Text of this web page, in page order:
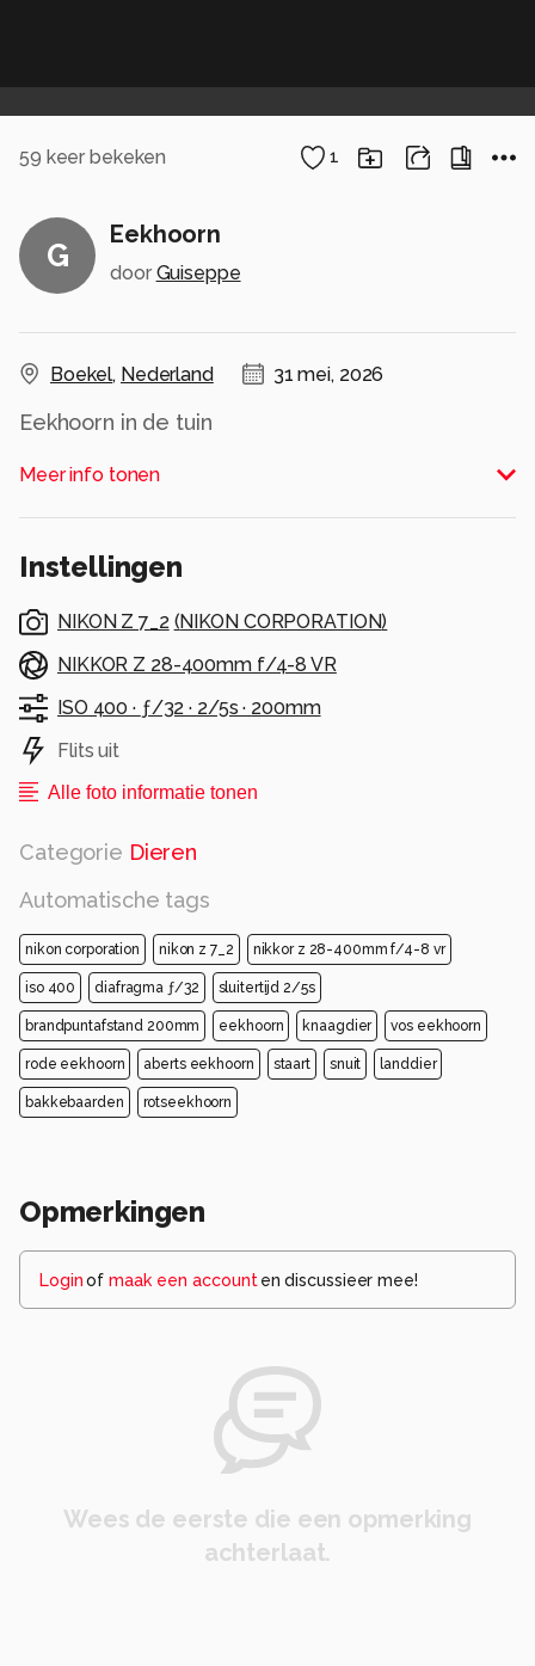
59 keer bekeken 1
G
Eekhoorn
door Guiseppe
Boekel, Nederland 31 mei, 2026
Eekhoorn in de tuin
Alle rechten voorbehouden
Meer info tonen
Instellingen
NIKON Z 7_2 (NIKON CORPORATION)
NIKKOR Z 28-400mm f/4-8 VR
ISO 400 · ƒ/32 · 2/5s · 200mm
Flits uit
Alle foto informatie tonen
Categorie Dieren
Automatische tags
nikon corporation nikon z 7_2 nikkor z 28-400mm f/4-8 vr
iso 400 diafragma ƒ/32 sluitertijd 2/5s
brandpuntafstand 200mm eekhoorn knaagdier vos eekhoorn
rode eekhoorn aberts eekhoorn staart snuit landdier
bakkebaarden rotseekhoorn
Opmerkingen
Loginof maak een account en discussieer mee!
Wees de eerste die een opmerking
achterlaat.